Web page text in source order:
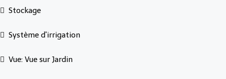
Stockage
Système d'irrigation
Vue: Vue sur Jardin